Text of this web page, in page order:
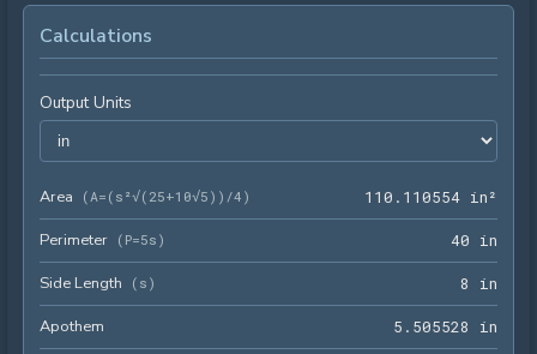
Calculations
Output Units
Area (A=(s²√(25+10√5))/4 ) 1 10 . 1 10554 in²
Perimeter ( P=5s ) 40 in
Side Length ( s ) 8 in
Apothem 5 . 505528 in